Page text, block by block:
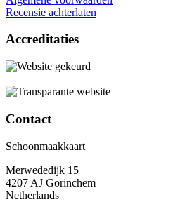
Recensie achterlaten
Accreditaties
Contact
Schoonmaakkaart
Merwededijk 15
4207 AJ Gorinchem
Netherlands